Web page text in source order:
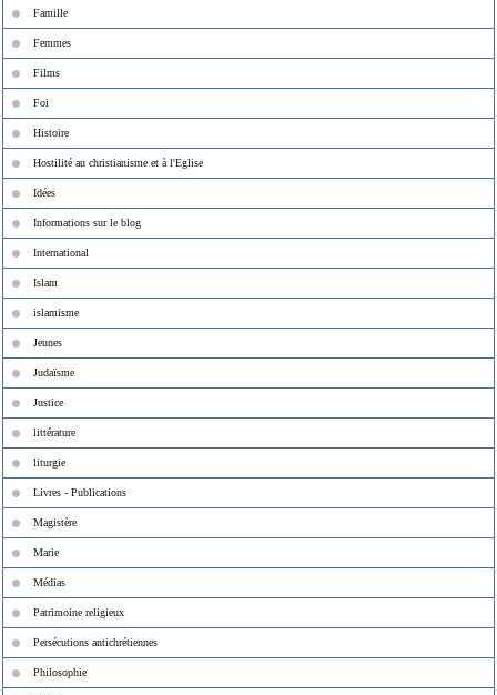
Famille
Femmes
Films
Foi
Histoire
Hostilité au christianisme et à l'Eglise
Idées
Informations sur le blog
International
Islam
islamisme
Jeunes
Judaïsme
Justice
littérature
liturgie
Livres - Publications
Magistère
Marie
Médias
Patrimoine religieux
Persécutions antichrétiennes
Philosophie